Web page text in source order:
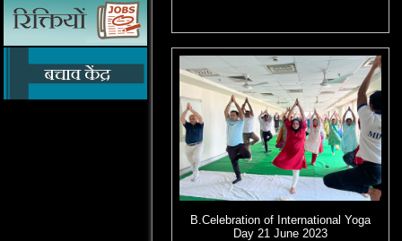
B.Celebration of International Yoga
Day 21 June 2023